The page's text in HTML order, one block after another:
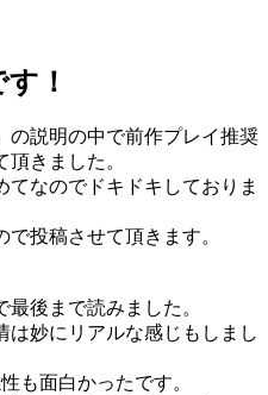
！
の説明の中で前作プレイ推奨
きました。
なのでドキドキしておりま
投稿させて頂きます。
後まで読みました。
は妙にリアルな感じもしまし
も面白かったです。